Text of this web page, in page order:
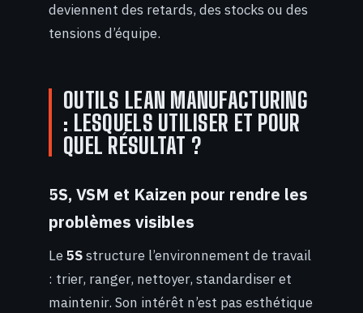
deviennent des retards, des stocks ou des
tensions d’équipe.
OUTILS LEAN MANUFACTURING
: LESQUELS UTILISER ET POUR
QUEL RÉSULTAT ?
5S, VSM et Kaizen pour rendre les
problèmes visibles
Le5Sstructure l’environnement de travail
: trier, ranger, nettoyer, standardiser et
maintenir. Son intérêt n’est pas esthétique